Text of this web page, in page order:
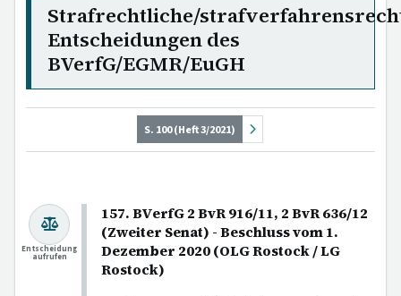
Strafrechtliche/
Entscheidungen des
BVerfG/EGMR/EuGH
S. 100 (Heft 3/2021)
157. BVerfG 2 BvR 916/11, 2 BvR 636/12
(Zweiter Senat) - Beschluss vom 1.
Dezember 2020 (OLG Rostock / LG
Rostock)
Entscheidung
aufrufen